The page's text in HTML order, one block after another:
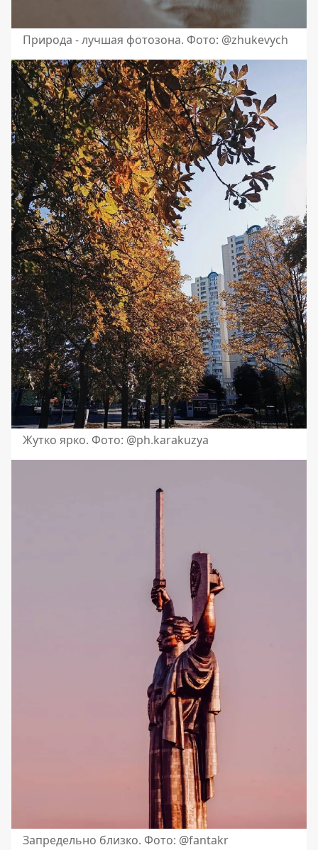
Природа - лучшая фотозона. Фото: @zhukevych
Жутко ярко. Фото: @ph.karakuzya
Запредельно близко. Фото: @fantakr